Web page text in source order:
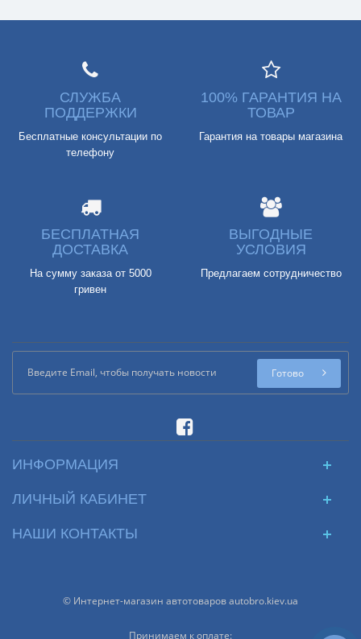
СЛУЖБА
ПОДДЕРЖКИ
Бесплатные консультации по
телефону
100% ГАРАНТИЯ НА
ТОВАР
Гарантия на товары магазина
БЕСПЛАТНАЯ
ДОСТАВКА
На сумму заказа от 5000
гривен
ВЫГОДНЫЕ
УСЛОВИЯ
Предлагаем сотрудничество
Готово
ИНФОРМАЦИЯ
ЛИЧНЫЙ КАБИНЕТ
НАШИ КОНТАКТЫ
© Интернет-магазин автотоваров autobro.kiev.ua
Принимаем к оплате: